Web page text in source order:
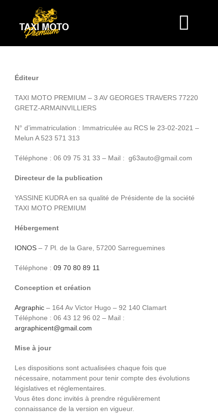
contenu
À PROPOS
TARIFS
TRAJETS
Éditeur
TAXI MOTO PREMIUM – 3 AV GEORGES TRAVERS 77220
GRETZ-ARMAINVILLIERS
N° d’immatriculation : Immatriculée au RCS le 23-02-2021 –
Melun A 523 571 313
Téléphone : 06 09 75 31 33 – Mail : g63auto@gmail.com
Directeur de la publication
YASSINE KUDRA en sa qualité de Présidente de la société
TAXI MOTO PREMIUM
Hébergement
IONOS – 7 Pl. de la Gare, 57200 Sarreguemines
Téléphone : 09 70 80 89 11
Conception et création
Argraphic – 164 Av Victor Hugo – 92 140 Clamart
Téléphone : 06 43 12 96 02 – Mail :
argraphicent@gmail.com
Mise à jour
Les dispositions sont actualisées chaque fois que
nécessaire, notamment pour tenir compte des évolutions
législatives et réglementaires.
Vous êtes donc invités à prendre régulièrement
connaissance de la version en vigueur.